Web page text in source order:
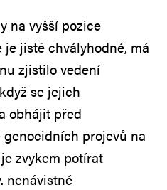
na vyšší pozice
jistě chvályhodné, má
zjistilo vedení
se jejich
obhájit před
projevů na
zvykem potírat
nenávistné